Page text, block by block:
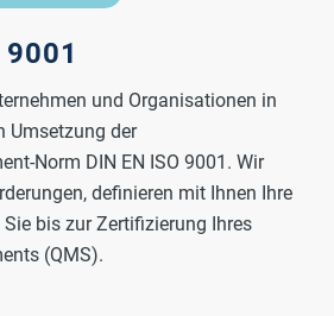
9001
und Organisationen in
Umsetzung der
Norm DIN EN ISO 9001. Wir
definieren mit Ihnen Ihre
bis zur Zertifizierung Ihres
(QMS).